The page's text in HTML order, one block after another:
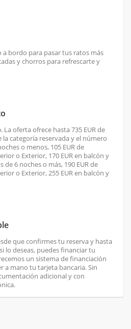
bordo para pasar tus ratos más
y chorros para refrescarte y
. La oferta ofrece hasta 735 EUR de
categoría reservada y el número
o menos, 105 EUR de
o Exterior, 170 EUR en balcón y
de 6 noches o más, 190 EUR de
o Exterior, 255 EUR en balcón y
que confirmes tu reserva y hasta
lo deseas, puedes financiar tu
un sistema de financiación
a mano tu tarjeta bancaria. Sin
adicional y con